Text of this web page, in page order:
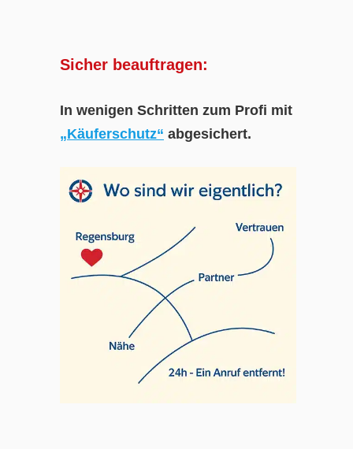
Sicher beauftragen:
In wenigen Schritten zum Profi mit
„Käuferschutz“ abgesichert.